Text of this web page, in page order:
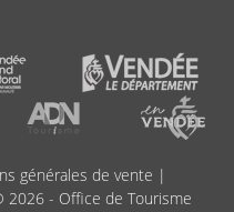
générales de vente |
- Office de Tourisme